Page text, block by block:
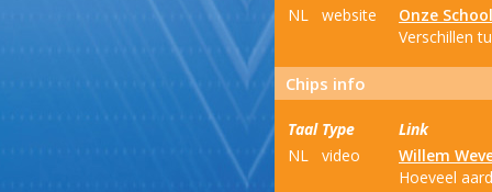
NL
website
Onze
Verschillen
Chips info
Taal Type
Link
NL
video
Willem
Hoeveel